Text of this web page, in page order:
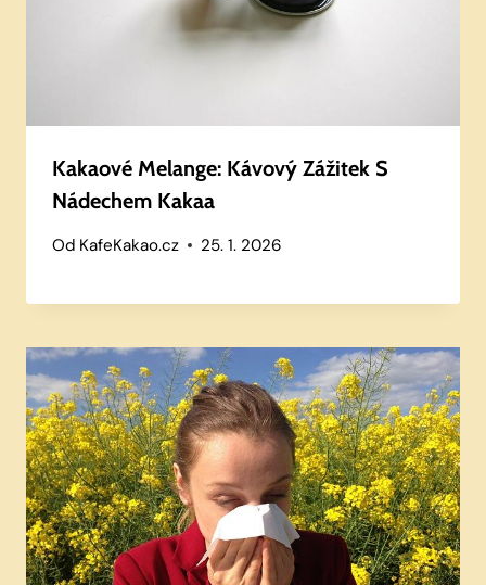
Kakaové Melange: Kávový Zážitek S
Nádechem Kakaa
Od KafeKakao.cz 25. 1. 2026